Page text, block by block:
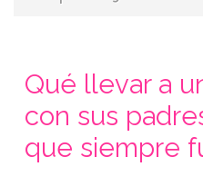
Qué llevar a
con sus
que siempre